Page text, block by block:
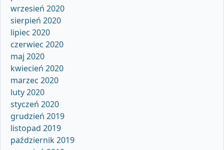
wrzesień 2020
sierpień 2020
lipiec 2020
czerwiec 2020
maj 2020
kwiecień 2020
marzec 2020
luty 2020
styczeń 2020
grudzień 2019
listopad 2019
październik 2019